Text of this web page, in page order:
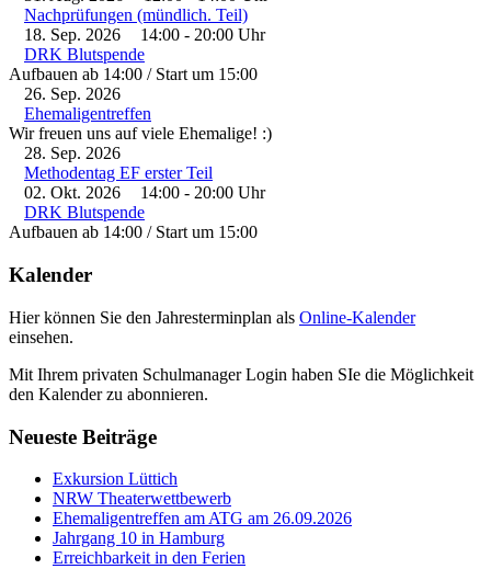
Nachprüfungen (mündlich. Teil)
18. Sep. 2026
14:00 - 20:00 Uhr
DRK Blutspende
Aufbauen ab 14:00 / Start um 15:00
26. Sep. 2026
Ehemaligentreffen
Wir freuen uns auf viele Ehemalige! :)
28. Sep. 2026
Methodentag EF erster Teil
02. Okt. 2026
14:00 - 20:00 Uhr
DRK Blutspende
Aufbauen ab 14:00 / Start um 15:00
Kalender
Hier können Sie den Jahresterminplan als Online-Kalender
einsehen.
Mit Ihrem privaten Schulmanager Login haben SIe die Möglichkeit
den Kalender zu abonnieren.
Neueste Beiträge
Exkursion Lüttich
NRW Theaterwettbewerb
Ehemaligentreffen am ATG am 26.09.2026
Jahrgang 10 in Hamburg
Erreichbarkeit in den Ferien